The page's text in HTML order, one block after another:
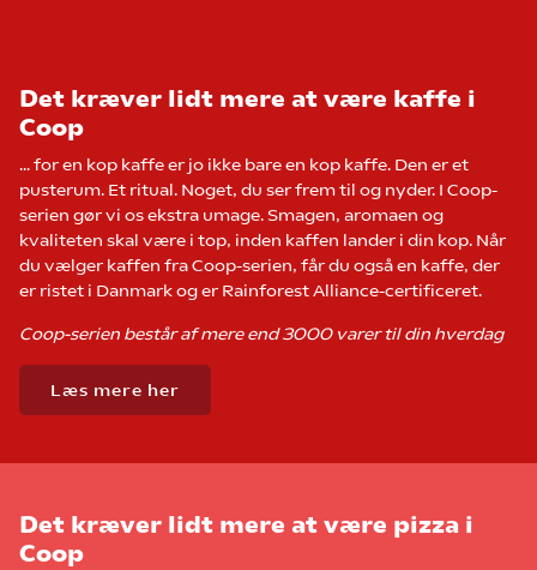
Det kræver lidt mere at være kaffe i
Coop
… for en kop kaffe er jo ikke bare en kop kaffe. Den er et
pusterum. Et ritual. Noget, du ser frem til og nyder. I Coop-
serien gør vi os ekstra umage. Smagen, aromaen og
kvaliteten skal være i top, inden kaffen lander i din kop. Når
du vælger kaffen fra Coop-serien, får du også en kaffe, der
er ristet i Danmark og er Rainforest Alliance-certificeret.
Coop-serien består af mere end 3000 varer til din hverdag
Læs mere her
Det kræver lidt mere at være pizza i
Coop